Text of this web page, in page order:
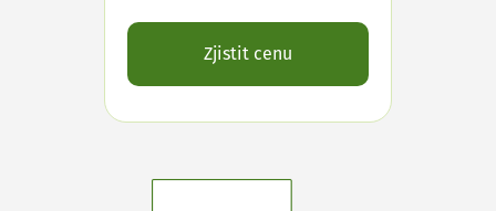
Zjistit cenu